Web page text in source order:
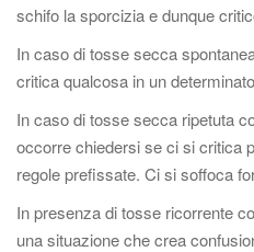
schifo la sporcizia e dunque
In caso di tosse secca
critica qualcosa in un
In caso di tosse secca ripetuta
occorre chiedersi se ci si critica
regole prefissate. Ci si soffoca
In presenza di tosse ricorrente
una situazione che crea